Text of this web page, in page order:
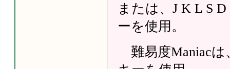
または、J K L S
ーを使用。
難易度Maniacは